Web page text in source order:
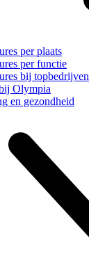
per plaats
per functie
bij topbedrijven
Olympia
en gezondheid